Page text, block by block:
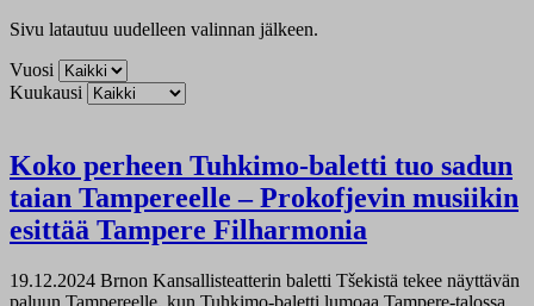
Sivu latautuu uudelleen valinnan jälkeen.
Vuosi
Kuukausi
Koko perheen Tuhkimo-baletti tuo sadun
taian Tampereelle – Prokofjevin musiikin
esittää Tampere Filharmonia
19.12.2024 Brnon Kansallisteatterin baletti Tšekistä tekee näyttävän
paluun Tampereelle, kun Tuhkimo-baletti lumoaa Tampere-talossa